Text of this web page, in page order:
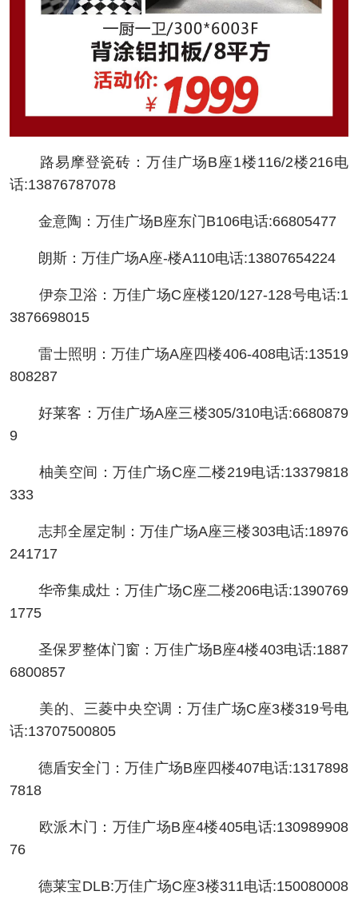
路易摩登瓷砖：万佳广场B座1楼116/2楼216电
话:13876787078
金意陶：万佳广场B座东门B106电话:66805477
朗斯：万佳广场A座-楼A110电话:13807654224
伊奈卫浴：万佳广场C座楼120/127-128号电话:1
3876698015
雷士照明：万佳广场A座四楼406-408电话:13519
808287
好莱客：万佳广场A座三楼305/310电话:6680879
9
柚美空间：万佳广场C座二楼219电话:13379818
333
志邦全屋定制：万佳广场A座三楼303电话:18976
241717
华帝集成灶：万佳广场C座二楼206电话:1390769
1775
圣保罗整体门窗：万佳广场B座4楼403电话:1887
6800857
美的、三菱中央空调：万佳广场C座3楼319号电
话:13707500805
德盾安全门：万佳广场B座四楼407电话:1317898
7818
欧派木门：万佳广场B座4楼405电话:130989908
76
德莱宝DLB:万佳广场C座3楼311电话:150080008